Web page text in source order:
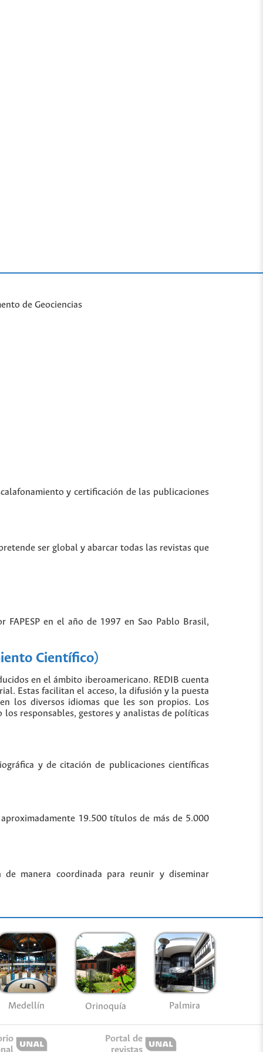
de Geociencias
y certificación de las publicaciones
ser global y abarcar todas las revistas que
en el año de 1997 en Sao Pablo Brasil,
Científico)
en el ámbito iberoamericano. REDIB cuenta
Estas facilitan el acceso, la difusión y la puesta
los diversos idiomas que les son propios. Los
responsables, gestores y analistas de políticas
y de citación de publicaciones científicas
19.500 títulos de más de 5.000
manera coordinada para reunir y diseminar
Medellín Orinoquía Palmira
Portal de
revistas